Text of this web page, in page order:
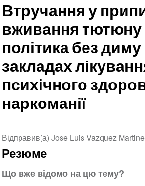
Втручання у
вживання тютюну
політика без диму
закладах
психічного
наркоманії
Відправив(а) Jose Luis Vazquez
Резюме
Що вже відомо на цю тему?